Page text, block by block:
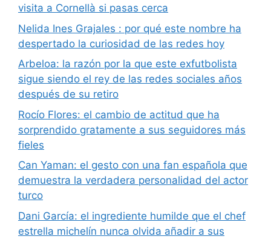
visita a Cornellà si pasas cerca
Nelida Ines Grajales : por qué este nombre ha
despertado la curiosidad de las redes hoy
Arbeloa: la razón por la que este exfutbolista
sigue siendo el rey de las redes sociales años
después de su retiro
Rocío Flores: el cambio de actitud que ha
sorprendido gratamente a sus seguidores más
fieles
Can Yaman: el gesto con una fan española que
demuestra la verdadera personalidad del actor
turco
Dani García: el ingrediente humilde que el chef
estrella michelín nunca olvida añadir a sus